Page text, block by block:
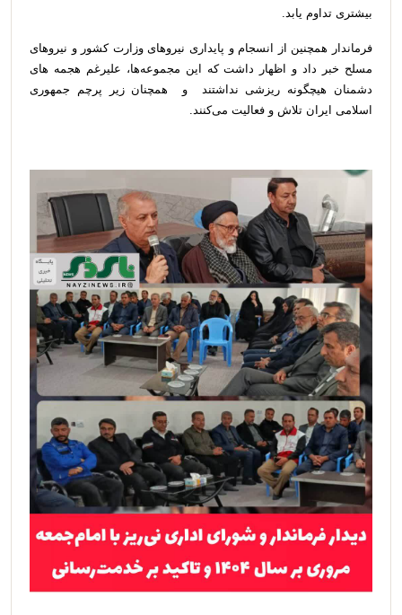
بیشتری تداوم یابد.
فرماندار همچنین از انسجام و پایداری نیروهای وزارت کشور و نیروهای
مسلح خبر داد و اظهار داشت که این مجموعه‌ها، علیرغم هجمه های
دشمنان هیچگونه ریزشی نداشتند و همچنان زیر پرچم جمهوری
اسلامی ایران تلاش و فعالیت می‌کنند.